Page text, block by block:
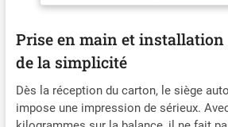
route avec
pendant
dossier offre
important de
Prise en main et installation
de la simplicité
Dès la réception du carton, le siège
impose une impression de sérieux.